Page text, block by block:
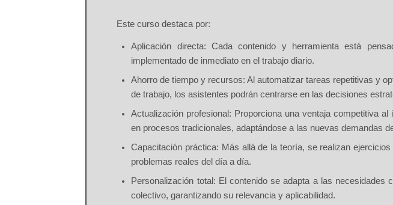
Este curso destaca por:
Aplicación directa: Cada contenido y herramienta está
implementado de inmediato en el trabajo diario.
Ahorro de tiempo y recursos: Al automatizar tareas repetitivas y
de trabajo, los asistentes podrán centrarse en las decisiones
Actualización profesional: Proporciona una ventaja competitiva al
en procesos tradicionales, adaptándose a las nuevas demandas
Capacitación práctica: Más allá de la teoría, se realizan ejercicios
problemas reales del día a día.
Personalización total: El contenido se adapta a las necesidades
colectivo, garantizando su relevancia y aplicabilidad.